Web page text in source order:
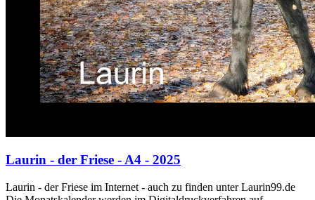
Laurin - der Friese - A4 - 2025
Laurin - der Friese im Internet - auch zu finden unter Laurin99.de